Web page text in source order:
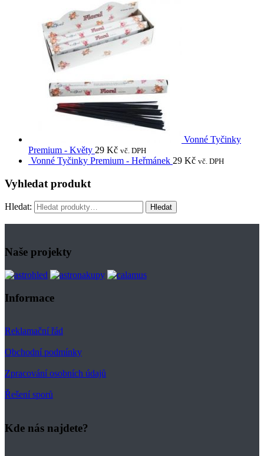
Vonné Tyčinky
Premium - Květy 29 Kč vč. DPH
Vonné Tyčinky Premium - Heřmánek 29 Kč vč. DPH
Vyhledat produkt
Hledat: Hledat
Naše projekty
Informace
Reklamační řád
Obchodní podmínky
Zpracování osobních údajů
Řešení sporů
Kde nás najdete?